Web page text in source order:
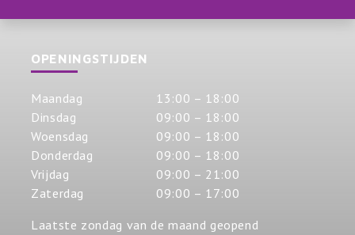
OPENINGSTIJDEN
Maandag
13:00 – 18:00
Dinsdag
09:00 – 18:00
Woensdag
09:00 – 18:00
Donderdag
09:00 – 18:00
Vrijdag
09:00 – 21:00
Zaterdag
09:00 – 17:00
Laatste zondag van de maand geopend